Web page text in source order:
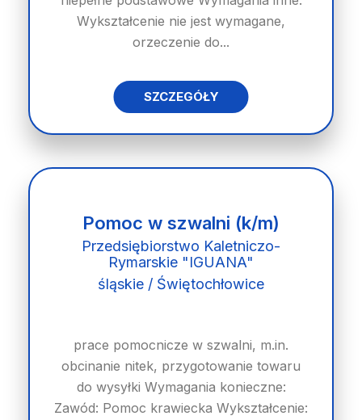
Wykształcenie nie jest wymagane,
orzeczenie do...
SZCZEGÓŁY
Pomoc w szwalni (k/m)
Przedsiębiorstwo Kaletniczo-
Rymarskie "IGUANA"
śląskie / Świętochłowice
prace pomocnicze w szwalni, m.in.
obcinanie nitek, przygotowanie towaru
do wysyłki Wymagania konieczne:
Zawód: Pomoc krawiecka Wykształcenie: